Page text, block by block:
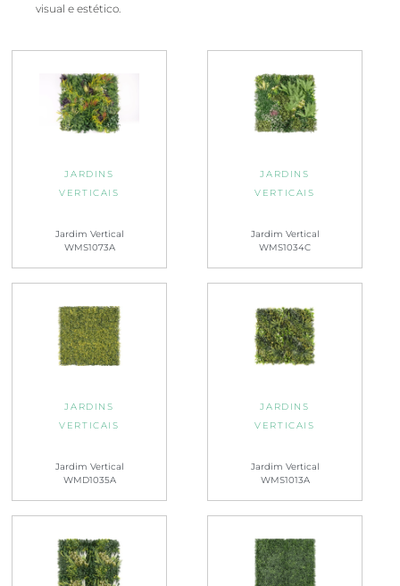
visual e estético.
JARDINS
VERTICAIS
Jardim Vertical
WMS1073A
JARDINS
VERTICAIS
Jardim Vertical
WMS1034C
JARDINS
VERTICAIS
Jardim Vertical
WMD1035A
JARDINS
VERTICAIS
Jardim Vertical
WMS1013A